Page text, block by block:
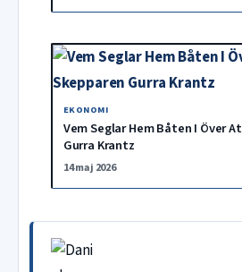
EKONOMI
Vem Seglar Hem Båten I Över
Gurra Krantz
14 maj 2026